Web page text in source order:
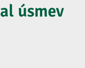
úsmev